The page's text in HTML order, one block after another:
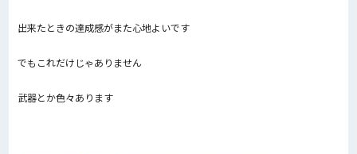
出来たときの達成感がまた心地よいです
でもこれだけじゃありません
武器とか色々あります